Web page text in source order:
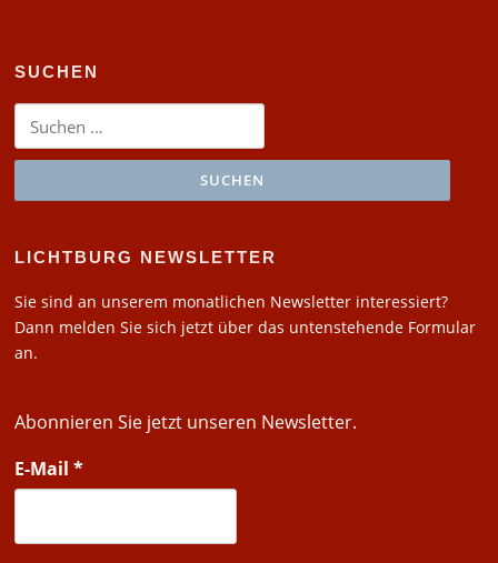
SUCHEN
Suchen
nach:
LICHTBURG NEWSLETTER
Sie sind an unserem monatlichen Newsletter interessiert?
Dann melden Sie sich jetzt über das untenstehende Formular
an.
Abonnieren Sie jetzt unseren Newsletter.
E-Mail*